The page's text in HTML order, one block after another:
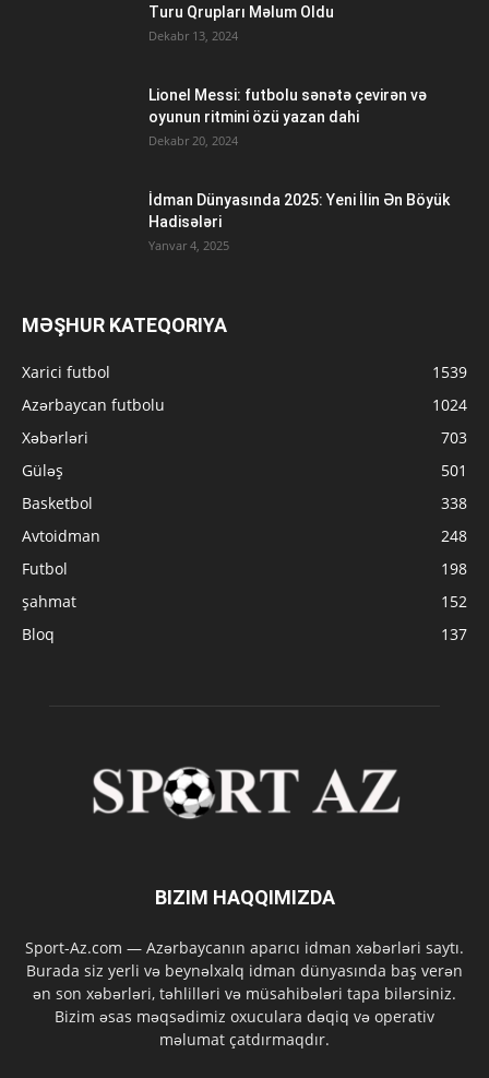
Turu Qrupları Məlum Oldu
Dekabr 13, 2024
Lionel Messi: futbolu sənətə çevirən və
oyunun ritmini özü yazan dahi
Dekabr 20, 2024
İdman Dünyasında 2025: Yeni İlin Ən Böyük
Hadisələri
Yanvar 4, 2025
MƏŞHUR KATEQORIYA
Xarici futbol
1539
Azərbaycan futbolu
1024
Xəbərləri
703
Güləş
501
Basketbol
338
Avtoidman
248
Futbol
198
şahmat
152
Bloq
137
BIZIM HAQQIMIZDA
Sport-Az.com — Azərbaycanın aparıcı idman xəbərləri saytı.
Burada siz yerli və beynəlxalq idman dünyasında baş verən
ən son xəbərləri, təhlilləri və müsahibələri tapa bilərsiniz.
Bizim əsas məqsədimiz oxuculara dəqiq və operativ
məlumat çatdırmaqdır.